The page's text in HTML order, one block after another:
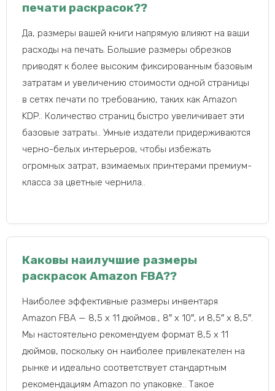
печати раскрасок??
Да, размеры вашей книги напрямую влияют на ваши
расходы на печать. Большие размеры обрезков
приводят к более высоким фиксированным базовым
затратам и увеличению стоимости одной страницы
в сетях печати по требованию, таких как Amazon
KDP.. Количество страниц быстро увеличивает эти
базовые затраты.. Умные издатели придерживаются
черно-белых интерьеров, чтобы избежать
огромных затрат, взимаемых принтерами премиум-
класса за цветные чернила..
Каковы наилучшие размеры
раскрасок Amazon FBA??
Наиболее эффективные размеры инвентаря
Amazon FBA — 8,5 x 11 дюймов., 8″ х 10″, и 8,5″ х 8,5″.
Мы настоятельно рекомендуем формат 8,5 x 11
дюймов, поскольку он наиболее привлекателен на
рынке и идеально соответствует стандартным
рекомендациям Amazon по упаковке.. Такое